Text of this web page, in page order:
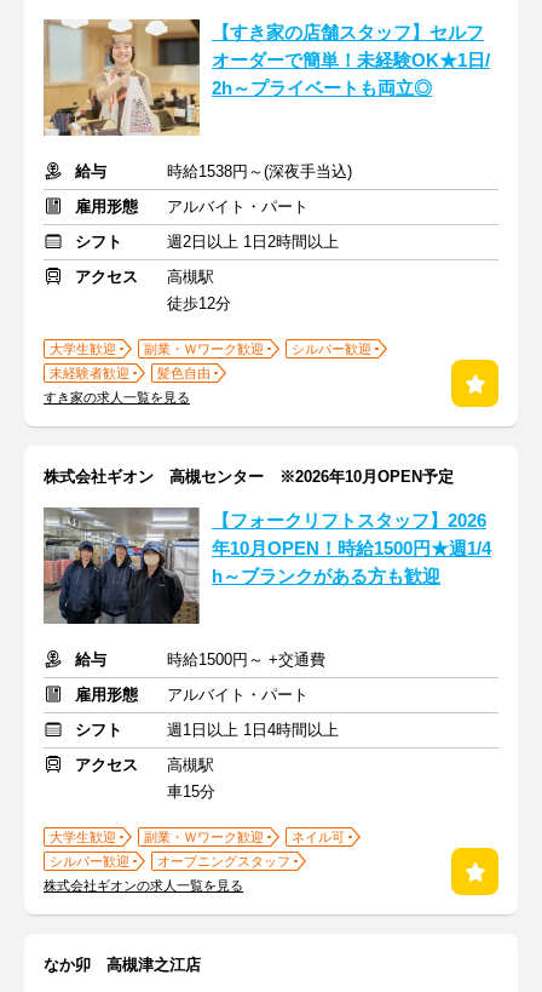
【すき家の店舗スタッフ】セルフ
オーダーで簡単！未経験OK★1日/
2h～プライベートも両立◎
給与
時給1538円～(深夜手当込)
雇用形態
アルバイト・パート
シフト
週2日以上 1日2時間以上
アクセス
高槻駅
徒歩12分
大学生歓迎 副業・Ｗワーク歓迎
シルバー歓迎
未経験者歓迎
髪色自由
すき家の求人一覧を見る
株式会社ギオン 高槻センター ※2026年10月OPEN予定
【フォークリフトスタッフ】2026
年10月OPEN！時給1500円★週1/4
h～ブランクがある方も歓迎
給与
時給1500円～ +交通費
雇用形態
アルバイト・パート
シフト
週1日以上 1日4時間以上
アクセス
高槻駅
車15分
大学生歓迎 副業・Ｗワーク歓迎
ネイル可
シルバー歓迎
オープニングスタッフ
株式会社ギオンの求人一覧を見る
なか卯 高槻津之江店